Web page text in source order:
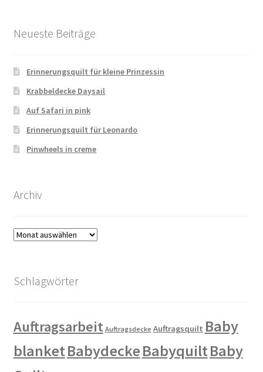
Kasse
Mein Konto
Versandarten
Widerrufsbelehrung
Neueste Beiträge
Erinnerungsquilt für kleine Prinzessin
Krabbeldecke Daysail
Auf Safari in pink
Erinnerungsquilt für Leonardo
Pinwheels in creme
Archiv
Archiv
Schlagwörter
Auftragsarbeit Auftragsdecke Auftragsquilt Baby
blanketBabydeckeBabyquiltBaby